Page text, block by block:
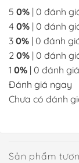
5 0% | 0 đánh
4 0% | 0 đánh
3 0% | 0 đánh
2 0% | 0 đánh
1 0% | 0 đánh giá
Đánh giá ngay
Chưa có đánh
Sản phẩm